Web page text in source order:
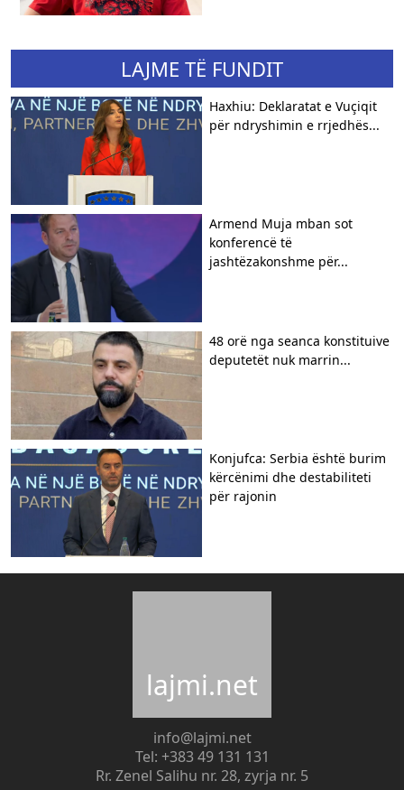
LAJME TË FUNDIT
Haxhiu: Deklaratat e Vuçiqit
për ndryshimin e rrjedhës...
Armend Muja mban sot
konferencë të
jashtëzakonshme për...
48 orë nga seanca konstituive
deputetët nuk marrin...
Konjufca: Serbia është burim
kërcënimi dhe destabiliteti
për rajonin
lajmi.net
info@lajmi.net
Tel: +383 49 131 131
Rr. Zenel Salihu nr. 28, zyrja nr. 5